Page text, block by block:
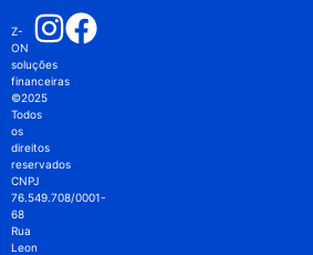
Z-
ON
soluções
financeiras
©2025
Todos
os
direitos
reservados
CNPJ
76.549.708/0001-
68
Rua
Leon